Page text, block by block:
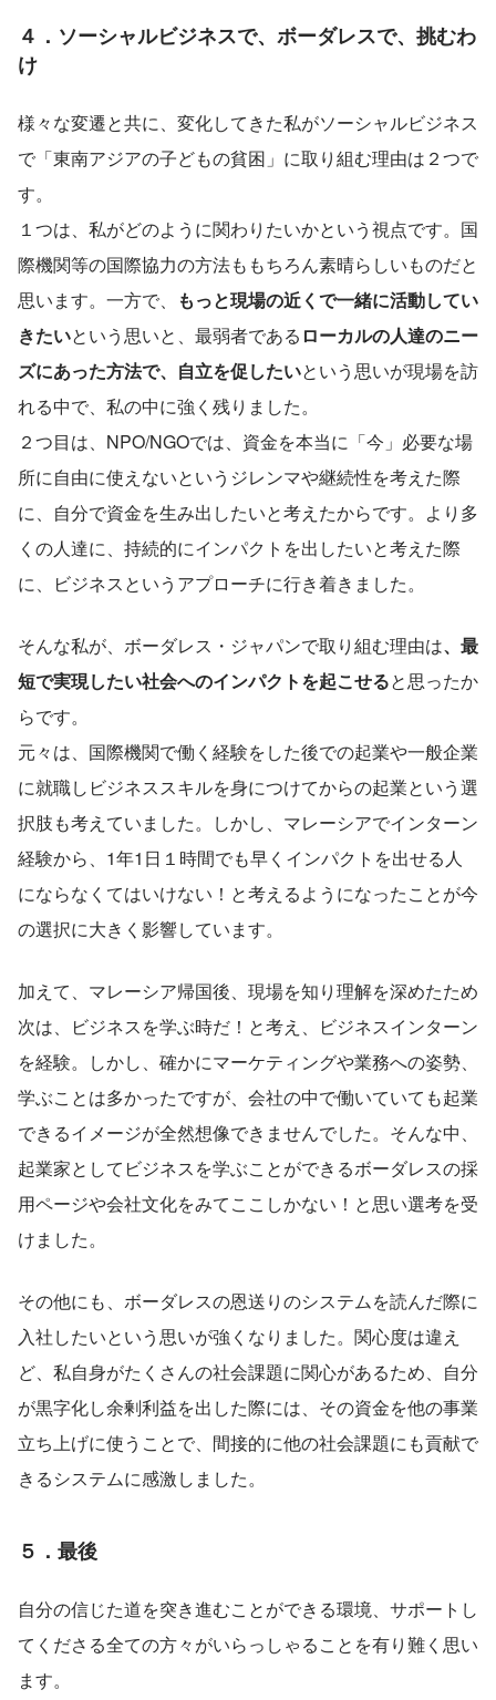
４．ソーシャルビジネスで、ボーダレスで、挑むわ
け
様々な変遷と共に、変化してきた私がソーシャルビジネス
で「東南アジアの子どもの貧困」に取り組む理由は２つで
す。
１つは、私がどのように関わりたいかという視点です。国
際機関等の国際協力の方法ももちろん素晴らしいものだと
思います。一方で、
もっと現場の近くで一緒に活動してい
きたいという思いと、最弱者である ローカルの人達のニー
ズにあった方法で、自立を促したいという思いが現場を訪
れる中で、私の中に強く残りました。
２つ目は、NPO/NGOでは、資金を本当に「今」必要な場
所に自由に使えないというジレンマや継続性を考えた際
に、自分で資金を生み出したいと考えたからです。より多
くの人達に、持続的にインパクトを出したいと考えた際
に、ビジネスというアプローチに行き着きました。
そんな私が、ボーダレス・ジャパンで取り組む理由は、最
短で実現したい社会へのインパクトを起こせると思ったか
らです。
元々は、国際機関で働く経験をした後での起業や一般企業
に就職しビジネススキルを身につけてからの起業という選
択肢も考えていました。しかし、マレーシアでインターン
経験から、1年1日１時間でも早くインパクトを出せる人
にならなくてはいけない！と考えるようになったことが今
の選択に大きく影響しています。
加えて、マレーシア帰国後、現場を知り理解を深めたため
次は、ビジネスを学ぶ時だ！と考え、ビジネスインターン
を経験。しかし、確かにマーケティングや業務への姿勢、
学ぶことは多かったですが、会社の中で働いていても起業
できるイメージが全然想像できませんでした。そんな中、
起業家としてビジネスを学ぶことができるボーダレスの採
用ページや会社文化をみてここしかない！と思い選考を受
けました。
その他にも、ボーダレスの恩送りのシステムを読んだ際に
入社したいという思いが強くなりました。関心度は違え
ど、私自身がたくさんの社会課題に関心があるため、自分
が黒字化し余剰利益を出した際には、その資金を他の事業
立ち上げに使うことで、間接的に他の社会課題にも貢献で
きるシステムに感激しました。
５．最後
自分の信じた道を突き進むことができる環境、サポートし
てくださる全ての方々がいらっしゃることを有り難く思い
ます。